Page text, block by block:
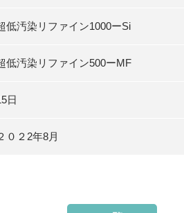
低汚染リファイン1000ーSi
低汚染リファイン500ーMF
日
０２2年8月